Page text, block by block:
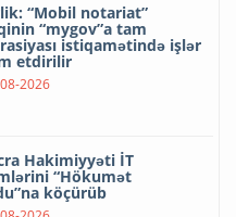
“Mobil notariat”
“mygov”a tam
istiqamətində işlər
etdirilir
2026
Hakimiyyəti İT
“Hökumət
köçürüb